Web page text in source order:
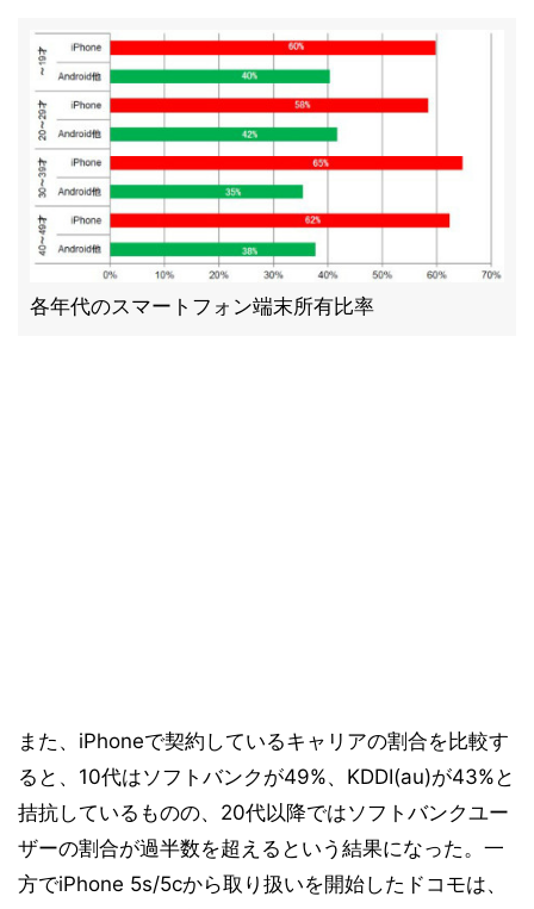
各年代のスマートフォン端末所有比率
また、iPhoneで契約しているキャリアの割合を比較す
ると、10代はソフトバンクが49%、KDDI(au)が43%と
拮抗しているものの、20代以降ではソフトバンクユー
ザーの割合が過半数を超えるという結果になった。一
方でiPhone 5s/5cから取り扱いを開始したドコモは、